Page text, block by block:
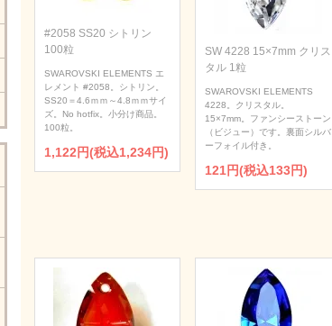
#2058 SS20 シトリン
100粒
SWAROVSKI ELEMENTS エ
レメント #2058。シトリン。
SS20＝4.6ｍｍ～4.8ｍｍサイ
ズ。No hotfix。小分け商品。
100粒。
1,122円(税込1,234円)
SW 4228 15×7mm クリス
タル 1粒
SWAROVSKI ELEMENTS
4228。クリスタル。
15×7mm。ファンシーストーン
（ビジュー）です。裏面シルバ
ーフォイル付き。
121円(税込133円)